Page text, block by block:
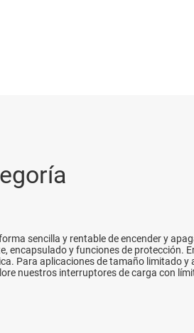
sencilla y rentable de encender y
encapsulado y funciones de
Para aplicaciones de tamaño limitado y
nuestros interruptores de carga con